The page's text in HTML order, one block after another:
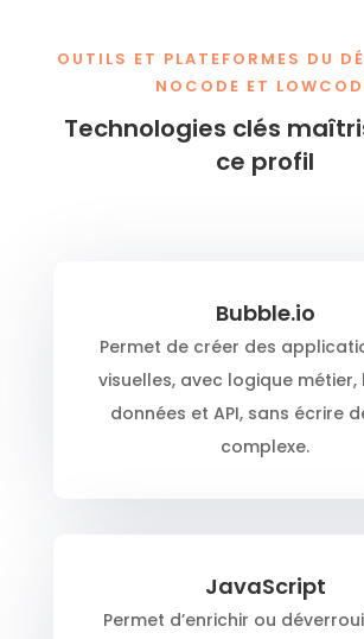
OUTILS ET PLATEFORMES DU
NOCODE ET
Technologies clés
ce profil
Bubble.io
Permet de créer des
visuelles, avec logique métier,
données et API, sans écrire
complexe.
JavaScript
Permet d’enrichir ou